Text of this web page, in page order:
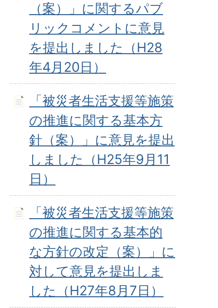
（案）」に関するパブ
リックコメントに意見
を提出しました（H28
年4月20日）
「被災者生活支援等施策
の推進に関する基本方
針（案）」に意見を提出
しました（H25年9月11
日）
「被災者生活支援等施策
の推進に関する基本的
な方針の改定（案）」に
対して意見を提出しま
した（H27年8月7日）